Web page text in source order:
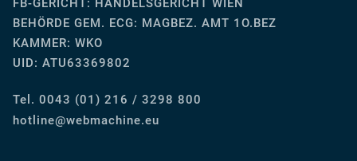
FB-GERICHT: HANDELSGERICHT WIEN
BEHÖRDE GEM. ECG: MAGBEZ. AMT 1O.BEZ
KAMMER: WKO
UID: ATU63369802
Tel. 0043 (01) 216 / 3298 800
ue.enihcambew@eniltoh